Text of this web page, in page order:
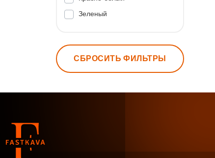
Зеленый
СБРОСИТЬ ФИЛЬТРЫ